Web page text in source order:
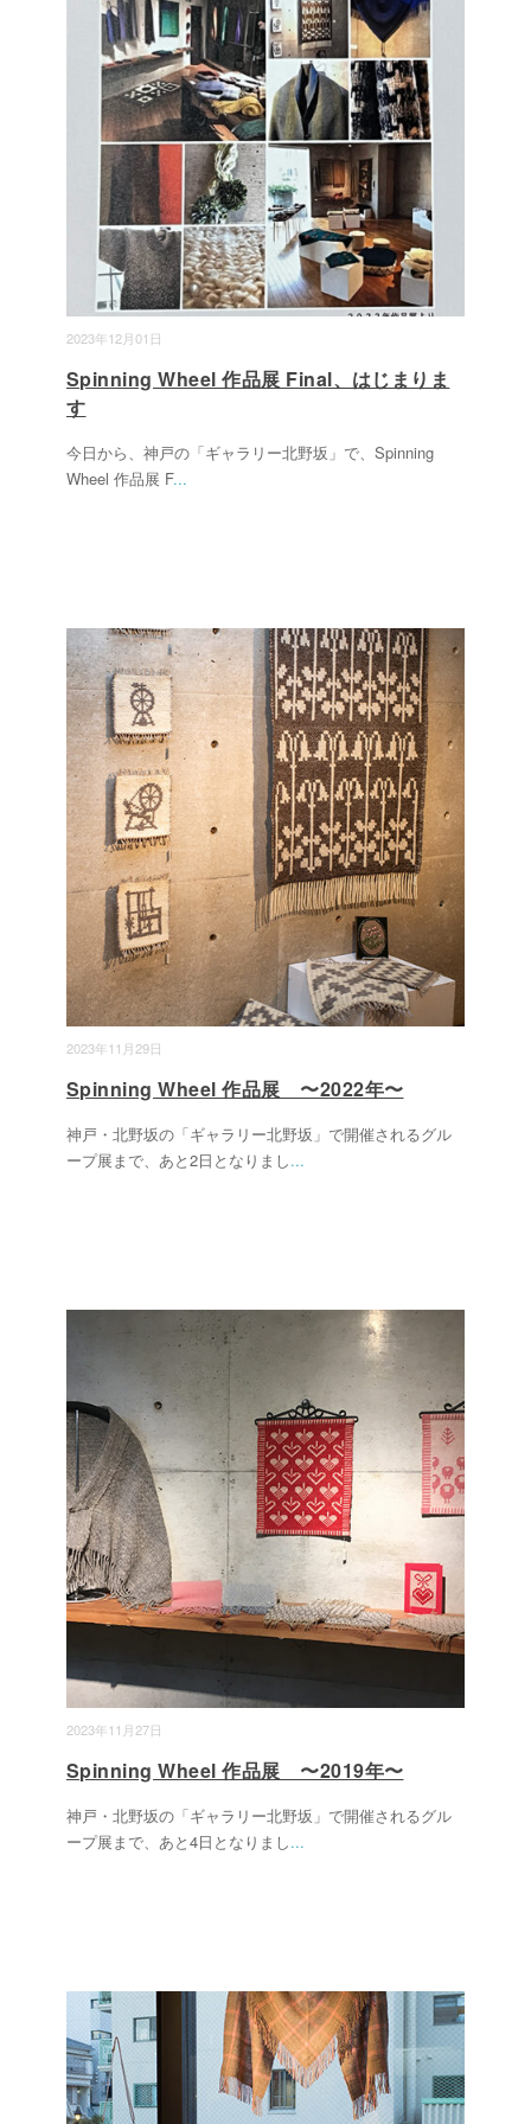
2023年12月01日
Spinning Wheel 作品展 Final、はじまりま
す
今日から、神戸の「ギャラリー北野坂」で、Spinning
Wheel 作品展 F...
2023年11月29日
Spinning Wheel 作品展 〜2022年〜
神戸・北野坂の「ギャラリー北野坂」で開催されるグル
ープ展まで、あと2日となりまし...
2023年11月27日
Spinning Wheel 作品展 〜2019年〜
神戸・北野坂の「ギャラリー北野坂」で開催されるグル
ープ展まで、あと4日となりまし...